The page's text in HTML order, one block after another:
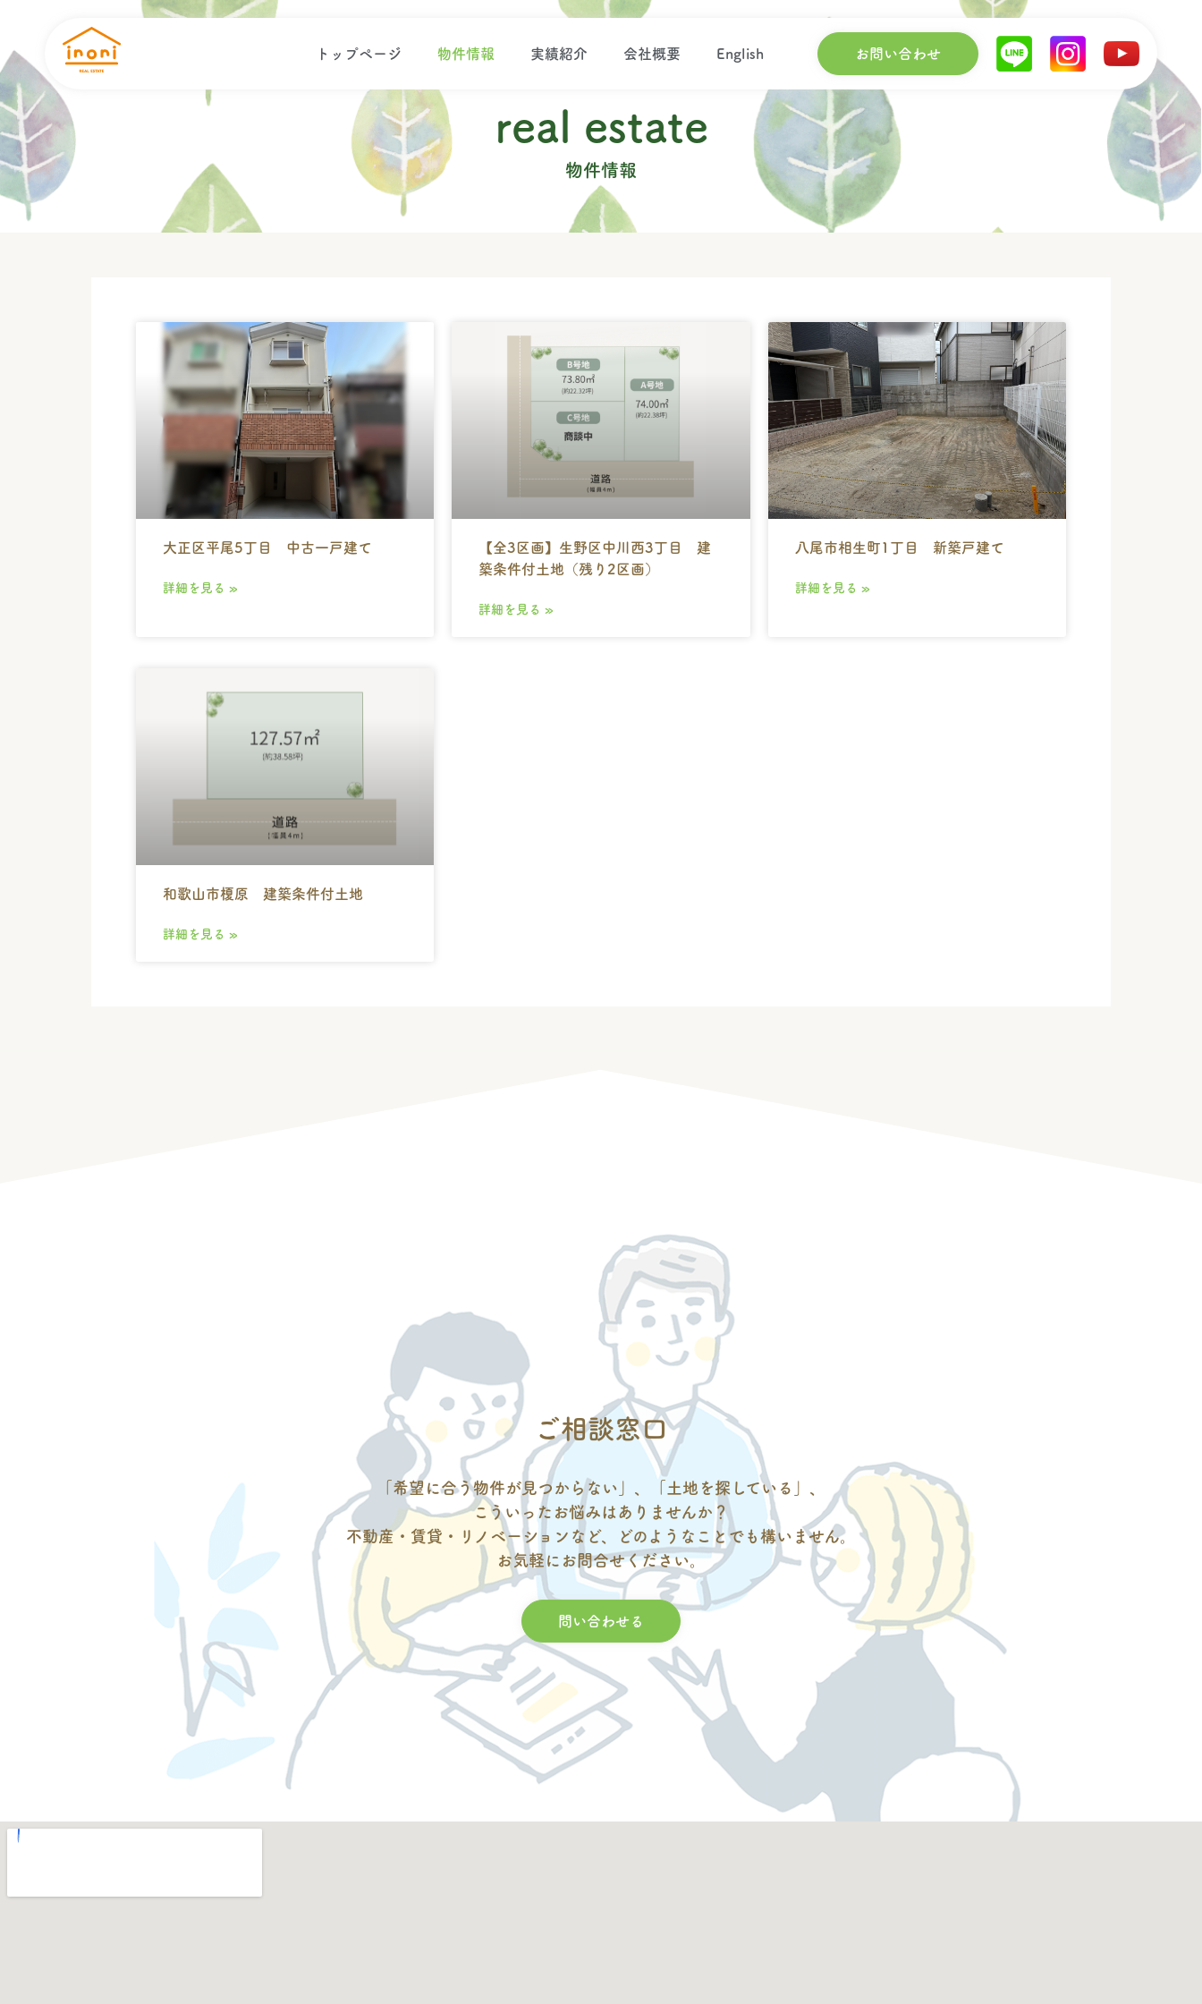
トップページ 物件情報 実績紹介 会社概要 English お問い合わせ
real estate
物件情報
大正区平尾5丁目 中古一戸建て
詳細を見る »
【全3区画】生野区中川西3丁目 建
築条件付土地（残り2区画）
詳細を見る »
八尾市相生町1丁目 新築戸建て
詳細を見る »
和歌山市榎原 建築条件付土地
詳細を見る »
ご相談窓口
「希望に合う物件が見つからない」、「土地を探している」、
こういったお悩みはありませんか？
不動産・賃貸・リノベーションなど、どのようなことでも構いません。
お気軽にお問合せください。
問い合わせる